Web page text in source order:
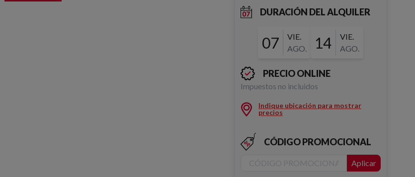
DURACIÓN DEL ALQUILER
07
VIE.
AGO.
14
VIE.
AGO.
PRECIO ONLINE
Impuestos no incluidos
Indique ubicación para mostrar
precios
CÓDIGO PROMOCIONAL
Aplicar